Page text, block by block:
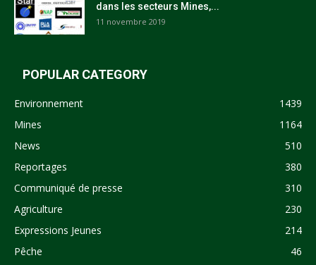
dans les secteurs Mines,...
11 novembre 2019
POPULAR CATEGORY
Environnement
1439
Mines
1164
News
510
Reportages
380
Communiqué de presse
310
Agriculture
230
Expressions Jeunes
214
Pêche
46